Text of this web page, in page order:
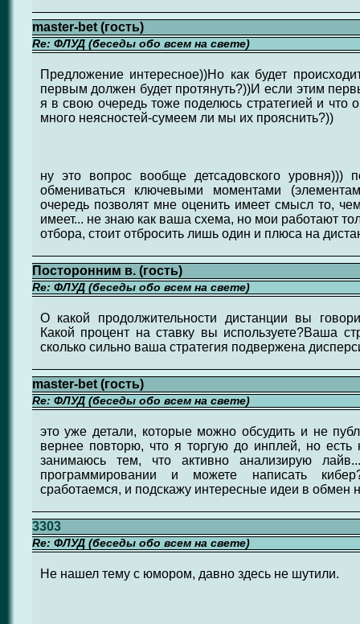
master-bet (гость)
Re: ФЛУД (беседы обо всем на свете)
Предложение интересное))Но как будет
первым должен будет протянуть?))И если этим
я в свою очередь тоже поделюсь стратегией и что
много неясностей-сумеем ли мы их прояснить?))
ну это вопрос вообще детсадовского уровня)))
обмениваться ключевыми моментами
очередь позволят мне оценить имеет смысл то,
имеет... не знаю как ваша схема, но мои работают
отбора, стоит отбросить лишь один и плюса на
Посторонним в. (гость)
Re: ФЛУД (беседы обо всем на свете)
О какой продолжительности дистанции вы
Какой процент на ставку вы используете?Ваша
сколько сильно ваша стратегия подвержена
master-bet (гость)
Re: ФЛУД (беседы обо всем на свете)
это уже детали, которые можно обсудить и не
вернее повторю, что я торгую до инплей, но есть
занимаюсь тем, что активно анализирую
программировании и можете написать
сработаемся, и подскажу интересные идеи в обмен
3303
Re: ФЛУД (беседы обо всем на свете)
Не нашел тему с юмором, давно здесь не шутили.